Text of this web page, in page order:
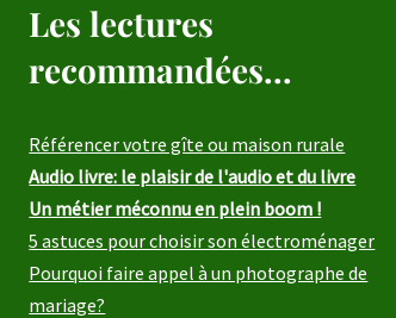
Les lectures
recommandées...
Référencer votre gîte ou maison rurale
Audio livre: le plaisir de l'audio et du livre
Un métier méconnu en plein boom !
5 astuces pour choisir son électroménager
Pourquoi faire appel à un photographe de
mariage?